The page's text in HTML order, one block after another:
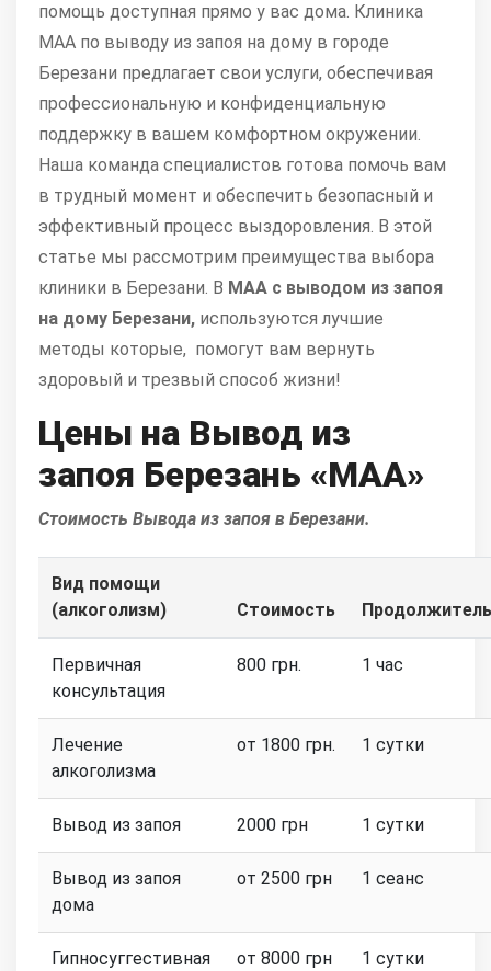
помощь доступная прямо у вас дома. Клиника
МАА по выводу из запоя на дому в городе
Березани предлагает свои услуги, обеспечивая
профессиональную и конфиденциальную
поддержку в вашем комфортном окружении.
Наша команда специалистов готова помочь вам
в трудный момент и обеспечить безопасный и
эффективный процесс выздоровления. В этой
статье мы рассмотрим преимущества выбора
клиники в Березани. В МАА с выводом из запоя
на дому Березани, используются лучшие
методы которые, помогут вам вернуть
здоровый и трезвый способ жизни!
Цены на Вывод из
запоя Березань «МАА»
Стоимость Вывода из запоя в Березани.
Вид помощи
(алкоголизм)
Стоимость
Первичная
консультация
800 грн. 1 час
Лечение
алкоголизма
от 1800 грн. 1 сутки
Вывод из запоя 2000 грн 1 сутки
Вывод из запоя
дома
от 2500 грн 1 сеанс
Гипносуггестивная
от 8000 грн 1 сутки